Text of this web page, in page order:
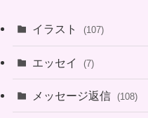
イラスト (107)
エッセイ (7)
メッセージ返信 (108)